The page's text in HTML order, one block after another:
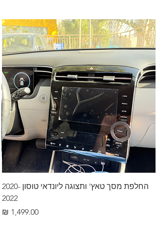
החלפת מסך טאץ' ותצוגה ליונדאי טוסון 2020-
2022
מחיר